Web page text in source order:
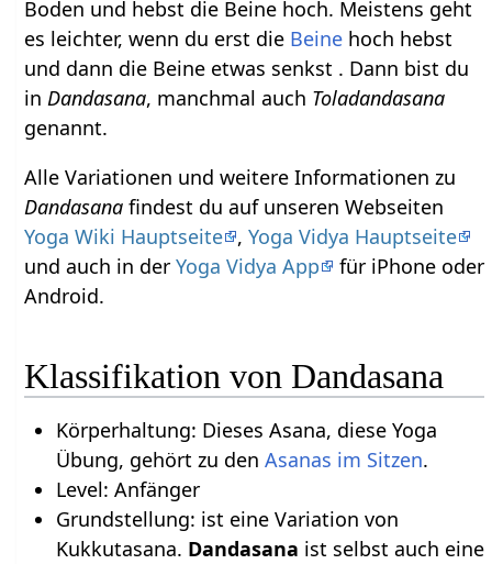
Boden und hebst die Beine hoch. Meistens geht
es leichter, wenn du erst die Beine hoch hebst
und dann die Beine etwas senkst . Dann bist du
inDandasana, manchmal auch Toladandasana
genannt.
Alle Variationen und weitere Informationen zu
Dandasana findest du auf unseren Webseiten
Yoga Wiki Hauptseite ,Yoga Vidya Hauptseite
und auch in derYoga Vidya App
für iPhone oder
Android.
Klassifikation von Dandasana
Körperhaltung: Dieses Asana, diese Yoga
Übung, gehört zu den Asanas im Sitzen.
Level: Anfänger
Grundstellung: ist eine Variation von
Kukkutasana. Dandasana ist selbst auch eine